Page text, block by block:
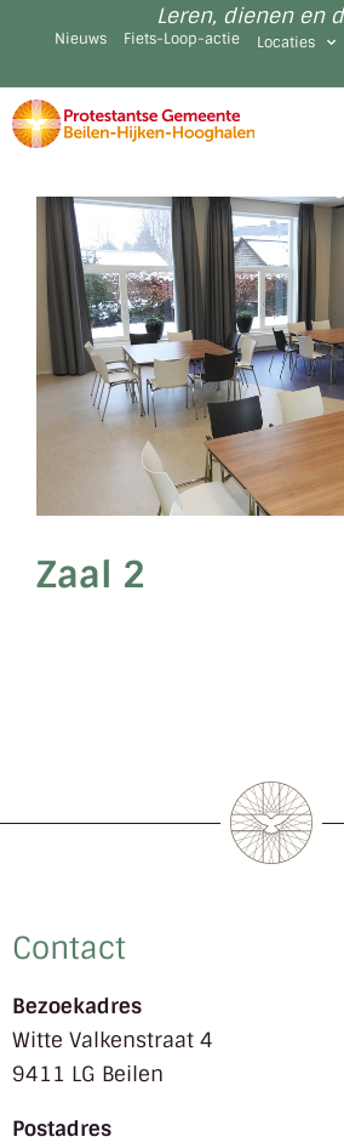
Leren, dienen en
Nieuws Fiets-Loop-actie Locaties
Zaal 2
Contact
Bezoekadres
Witte Valkenstraat 4
9411 LG Beilen
Postadres